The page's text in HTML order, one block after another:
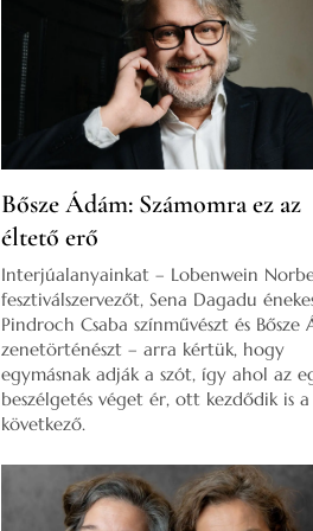
Bősze Ádám: Számomra ez az
éltető erő
Interjúalanyainkat – Lobenwein
fesztiválszervezőt, Sena Dagadu
Pindroch Csaba színművészt és Bősze
zenetörténészt – arra kértük, hogy
egymásnak adják a szót, így ahol az
beszélgetés véget ér, ott kezdődik is a
következő.